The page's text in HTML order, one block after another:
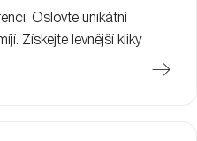
Oslovte unikátní
Získejte levnější kliky